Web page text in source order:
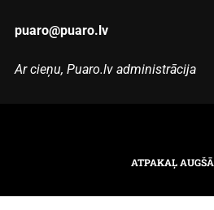
puaro@puaro.lv
Ar cieņu, Puaro.lv administrācija
ATPAKAĻ AUGŠĀ